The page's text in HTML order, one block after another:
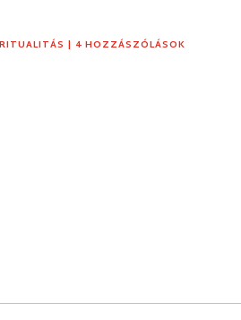
| 4 HOZZÁSZÓLÁSOK